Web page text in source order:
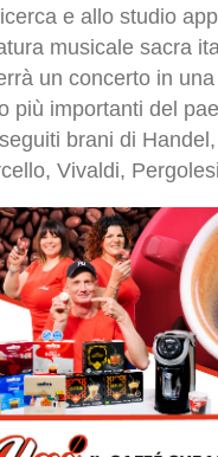
e allo studio
musicale sacra
un concerto in
più importanti del
brani di
Vivaldi,